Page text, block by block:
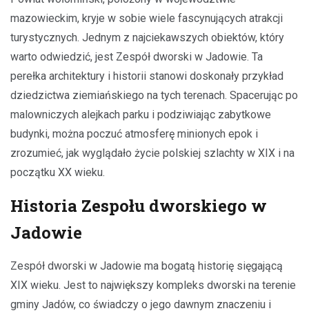
mazowieckim, kryje w sobie wiele fascynujących atrakcji
turystycznych. Jednym z najciekawszych obiektów, który
warto odwiedzić, jest Zespół dworski w Jadowie. Ta
perełka architektury i historii stanowi doskonały przykład
dziedzictwa ziemiańskiego na tych terenach. Spacerując po
malowniczych alejkach parku i podziwiając zabytkowe
budynki, można poczuć atmosferę minionych epok i
zrozumieć, jak wyglądało życie polskiej szlachty w XIX i na
początku XX wieku.
Historia Zespołu dworskiego w
Jadowie
Zespół dworski w Jadowie ma bogatą historię sięgającą
XIX wieku. Jest to największy kompleks dworski na terenie
gminy Jadów, co świadczy o jego dawnym znaczeniu i